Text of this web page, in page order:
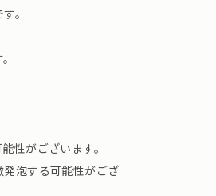
。
性がございます。
泡する可能性がござ